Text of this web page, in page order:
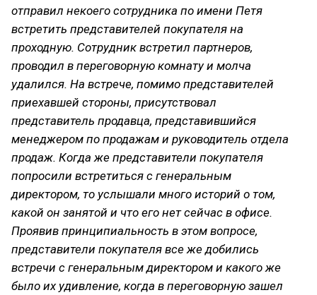
отправил некоего сотрудника по имени Петя
встретить представителей покупателя на
проходную. Сотрудник встретил партнеров,
проводил в переговорную комнату и молча
удалился. На встрече, помимо представителей
приехавшей стороны, присутствовал
представитель продавца, представившийся
менеджером по продажам и руководитель отдела
продаж. Когда же представители покупателя
попросили встретиться с генеральным
директором, то услышали много историй о том,
какой он занятой и что его нет сейчас в офисе.
Проявив принципиальность в этом вопросе,
представители покупателя все же добились
встречи с генеральным директором и какого же
было их удивление, когда в переговорную зашел